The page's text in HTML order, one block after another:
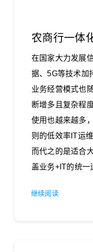
农商行一体
在国家大力发展
据、5G等技术加
业务经营模式也
断增多且复杂程
使用也越来越多
则的低效率IT运
而代之的是适合
盖业务+IT的统一
继续阅读